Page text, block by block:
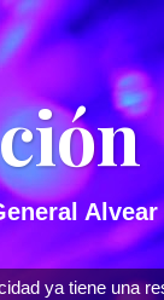
Alvear
ya tiene una